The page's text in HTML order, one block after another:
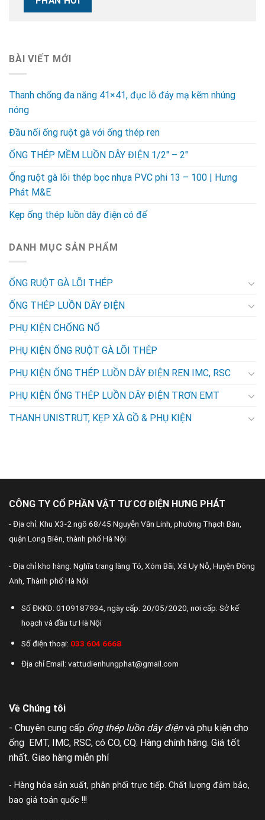
BÀI VIẾT MỚI
Thanh chống đa năng 41×41, đục lỗ đáy mạ kẽm nhúng
nóng
Đầu nối ống ruột gà với ống thép ren
ỐNG THÉP MỀM LUỒN DÂY ĐIỆN 1/2″ – 2″
Ống ruột gà lõi thép bọc nhựa PVC phi 13 – 100 | Hưng
Phát M&E
Kẹp ống thép luồn dây điện có đế
DANH MỤC SẢN PHẨM
ỐNG RUỘT GÀ LÕI THÉP
ỐNG THÉP LUỒN DÂY ĐIỆN
PHỤ KIỆN CHỐNG NỔ
PHỤ KIỆN ỐNG RUỘT GÀ LÕI THÉP
PHỤ KIỆN ỐNG THÉP LUỒN DÂY ĐIỆN REN IMC, RSC
PHỤ KIỆN ỐNG THÉP LUỒN DÂY ĐIỆN TRƠN EMT
THANH UNISTRUT, KẸP XÀ GỒ & PHỤ KIỆN
CÔNG TY CỔ PHẦN VẬT TƯ CƠ ĐIỆN HƯNG PHÁT
- Địa chỉ: Khu X3-2 ngõ 68/45 Nguyễn Văn Linh, phường Thạch Bàn,
quận Long Biên, thành phố Hà Nội
- Địa chỉ kho hàng: Nghĩa trang làng Tó, Xóm Bãi, Xã Uy Nỗ, Huyện Đông
Anh, Thành phố Hà Nội
Số ĐKKD: 0109187934, ngày cấp: 20/05/2020, nơi cấp: Sở kế
hoạch và đầu tư Hà Nội
Số điện thoại: 033 604 6668
Địa chỉ Email: vattudienhungphat@gmail.com
Về Chúng tôi
- Chuyên cung cấp ống thép luồn dây điệnvà phụ kiện cho
ống EMT, IMC, RSC, có CO, CQ. Hàng chính hãng. Giá tốt
nhất. Giao hàng miễn phí
- Hàng hóa sản xuất, phân phối trực tiếp. Chất lượng đảm bảo,
bao giá toán quốc !!!